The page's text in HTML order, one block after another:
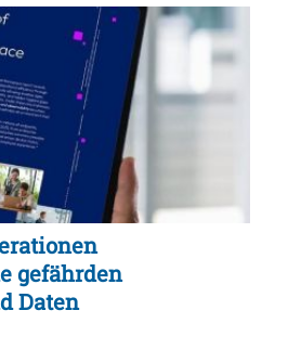
gefährden
Daten